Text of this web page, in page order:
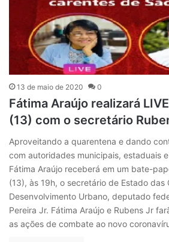
13 de maio de 2020 0
Fátima Araújo realizará
(13) com o secretário
Aproveitando a quarentena e dando
com autoridades municipais, estaduais
Fátima Araújo receberá em um bate-
(13), às 19h, o secretário de Estado das
Desenvolvimento Urbano, deputado
Pereira Jr. Fátima Araújo e Rubens Jr
as ações de combate ao novo